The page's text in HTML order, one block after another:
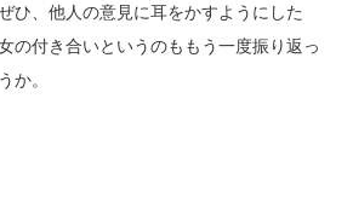
ひ、他人の意見に耳をかすようにした
の付き合いというのももう一度振り返っ
か。